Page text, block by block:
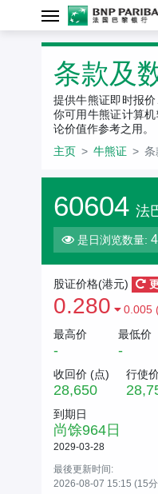
条款及
提供牛熊证即时报价
你可用牛熊证计算
论价值作参考之用。
主页
牛熊证 条
60604 法
是日浏览数量: 4
股证价格(港元)
0.280
0.005
最高价
-
最低价
-
收回价 (点)
28,650
行使
到期日
尚馀964日
2029-03-28
最後更新时间:
2026-08-07 15:15 (15